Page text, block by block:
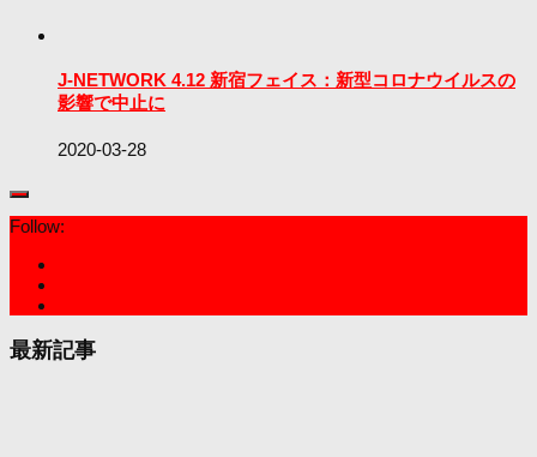
J-NETWORK 4.12 新宿フェイス：新型コロナウイルスの
影響で中止に
2020-03-28
Follow:
最新記事